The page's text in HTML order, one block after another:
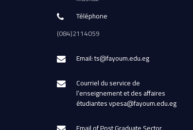
Téléphone
(084)2114059
Email: ts@fayoum.edu.eg
Courriel du service de
l’enseignement et des affaires
étudiantes vpesa@fayoum.edu.eg